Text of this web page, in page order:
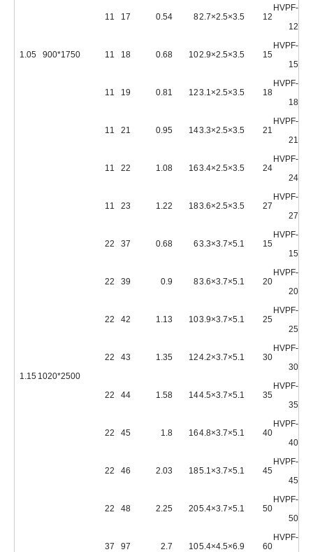
1750*900
1.05
HVPF-
12
12
3.5×2.5×2.7
8
0.54
17
11
HVPF-
15
15
3.5×2.5×2.9
10
0.68
18
11
HVPF-
18
18
3.5×2.5×3.1
12
0.81
19
11
HVPF-
21
21
3.5×2.5×3.3
14
0.95
21
11
HVPF-
24
24
3.5×2.5×3.4
16
1.08
22
11
HVPF-
27
27
3.5×2.5×3.6
18
1.22
23
11
HVPF-
15
15
5.1×3.7×3.3
6
0.68
37
22
2500*1020
1.15
HVPF-
20
20
5.1×3.7×3.6
8
0.9
39
22
HVPF-
25
25
5.1×3.7×3.9
10
1.13
42
22
HVPF-
30
30
5.1×3.7×4.2
12
1.35
43
22
HVPF-
35
35
5.1×3.7×4.5
14
1.58
44
22
HVPF-
40
40
5.1×3.7×4.8
16
1.8
45
22
HVPF-
45
45
5.1×3.7×5.1
18
2.03
46
22
HVPF-
50
50
5.1×3.7×5.4
20
2.25
48
22
HVPF-
60
6.9×4.5×5.4
10
2.7
97
37